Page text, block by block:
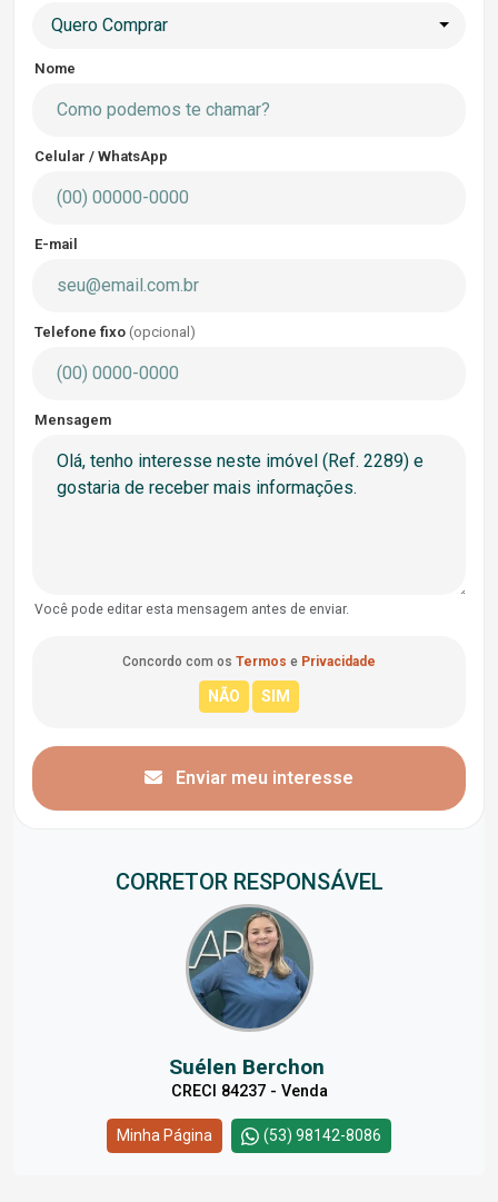
Quero Comprar
Nome
Celular / WhatsApp
E-mail
Telefone fixo (opcional)
Mensagem
Você pode editar esta mensagem antes de enviar.
Concordo com os Termos e Privacidade
Enviar meu interesse
CORRETOR RESPONSÁVEL
Suélen Berchon
CRECI 84237 - Venda
Minha Página (53) 98142-8086